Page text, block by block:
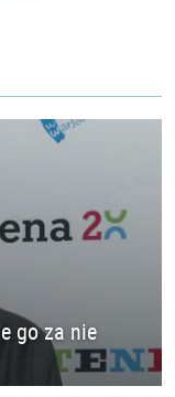
go za nie